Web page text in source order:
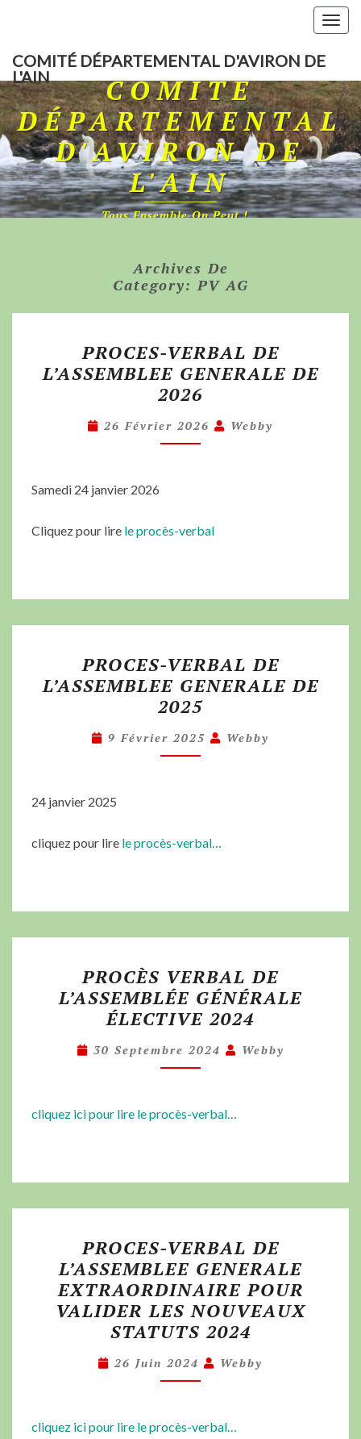
COMITÉ DÉPARTEMENTAL D'AVIRON DE
L'AIN
COMITÉ
DÉPARTEMENTAL
D'AVIRON DE
L'AIN
Tous Ensemble On Peut !…
Archives De
Category:PV AG
PROCES-VERBAL DE
L’ASSEMBLEE GENERALE DE
2026
26 Février 2026 Webby
Samedi 24 janvier 2026
Cliquez pour lire le procès-verbal
PROCES-VERBAL DE
L’ASSEMBLEE GENERALE DE
2025
9 Février 2025 Webby
24 janvier 2025
cliquez pour lire le procès-verbal…
PROCÈS VERBAL DE
L’ASSEMBLÉE GÉNÉRALE
ÉLECTIVE 2024
30 Septembre 2024 Webby
cliquez ici pour lire le procès-verbal…
PROCES-VERBAL DE
L’ASSEMBLEE GENERALE
EXTRAORDINAIRE POUR
VALIDER LES NOUVEAUX
STATUTS 2024
26 Juin 2024 Webby
cliquez ici pour lire le procès-verbal…